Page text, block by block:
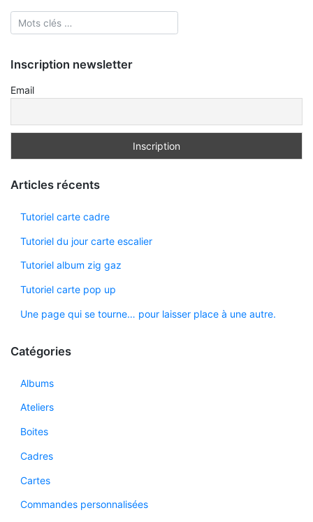
Inscription newsletter
Email
Articles récents
Tutoriel carte cadre
Tutoriel du jour carte escalier
Tutoriel album zig gaz
Tutoriel carte pop up
Une page qui se tourne… pour laisser place à une autre.
Catégories
Albums
Ateliers
Boites
Cadres
Cartes
Commandes personnalisées